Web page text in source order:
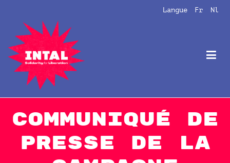
Langue Fr Nl
Intal
Globalize Solidarity!
Communiqué de
presse de la